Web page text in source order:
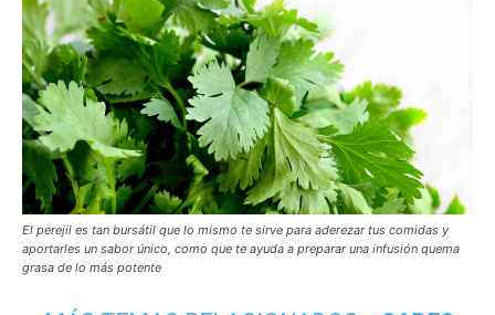
El perejil es tan bursátil que lo mismo te sirve para aderezar tus comidas y
aportarles un sabor único, como que te ayuda a preparar una infusión quema
grasa de lo más potente